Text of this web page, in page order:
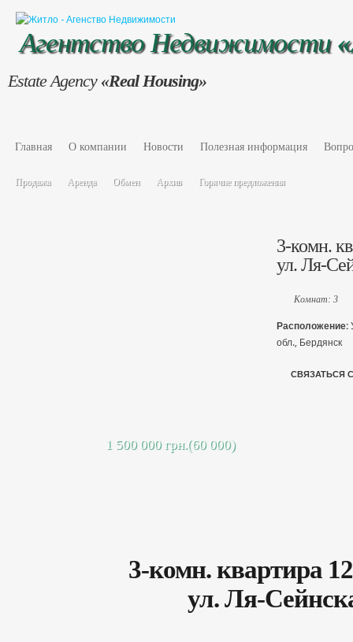
Агентство Недвижимости
Estate Agency «Real Housing»
Главная О компании Новости Полезная информация
Продажа Аренда Обмен Архив Горячие предложения
1 500 000 грн.(60 000)
3-комн.
ул. Ля-
Комнат: 3
Расположение:
обл., Бердянск
СВЯЗАТЬСЯ
3-комн. квартира
ул. Ля-